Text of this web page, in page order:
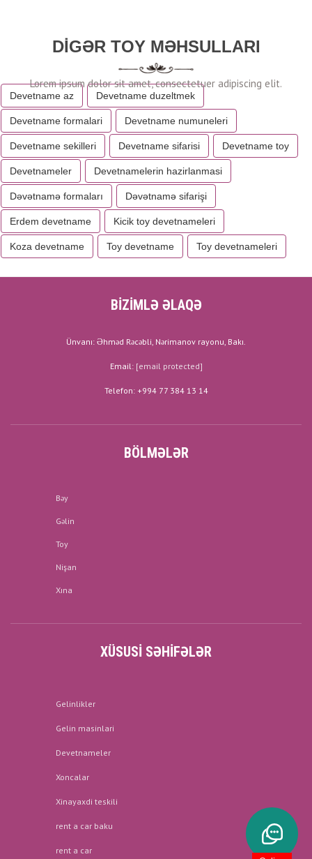
DIGƏR TOY MƏHSULLARI
Devetname az Devetname duzeltmek
Devetname formalari Devetname numuneleri
Devetname sekilleri Devetname sifarisi Devetname toy
Devetnameler Devetnamelerin hazirlanmasi
Dəvətnamə formaları Dəvətnamə sifarişi
Erdem devetname Kicik toy devetnameleri
Koza devetname Toy devetname Toy devetnameleri
BİZİMLƏ ƏLAQƏ
Ünvanı: Əhməd Rəcəbli, Nərimanov rayonu, Bakı.
Email: [email protected]
Telefon: +994 77 384 13 14
BÖLMƏLƏR
Bəy
Gəlin
Toy
Nişan
Xına
XÜSUSI SƏHIFƏLƏR
Gelinlikler
Gelin masinlari
Devetnameler
Xoncalar
Xinayaxdi teskili
rent a car baku
rent a car